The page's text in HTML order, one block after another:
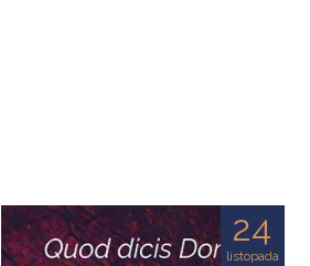
24
listopada